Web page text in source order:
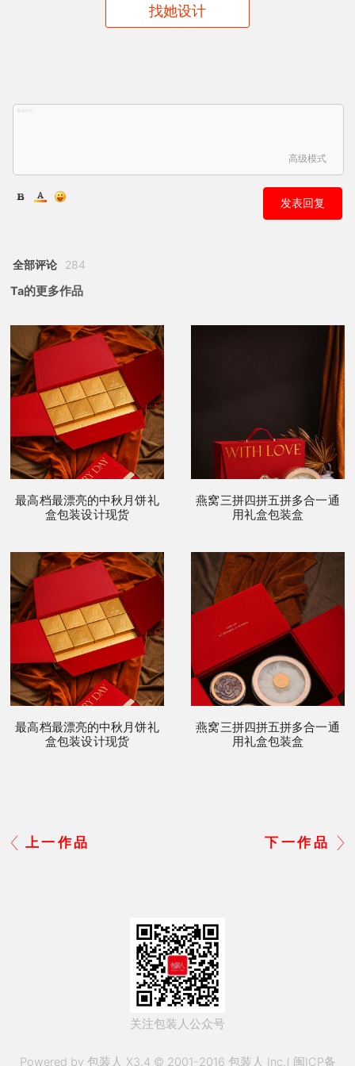
找她设计
高级模式
发表回复
全部评论 284
Ta的更多作品
最高档最漂亮的中秋月饼礼
盒包装设计现货
燕窝三拼四拼五拼多合一通
用礼盒包装盒
最高档最漂亮的中秋月饼礼
盒包装设计现货
燕窝三拼四拼五拼多合一通
用礼盒包装盒
上一作品 下一作品
关注包装人公众号
Powered by 包装人 X3.4 © 2001-2016 包装人 Inc.( 闽ICP备